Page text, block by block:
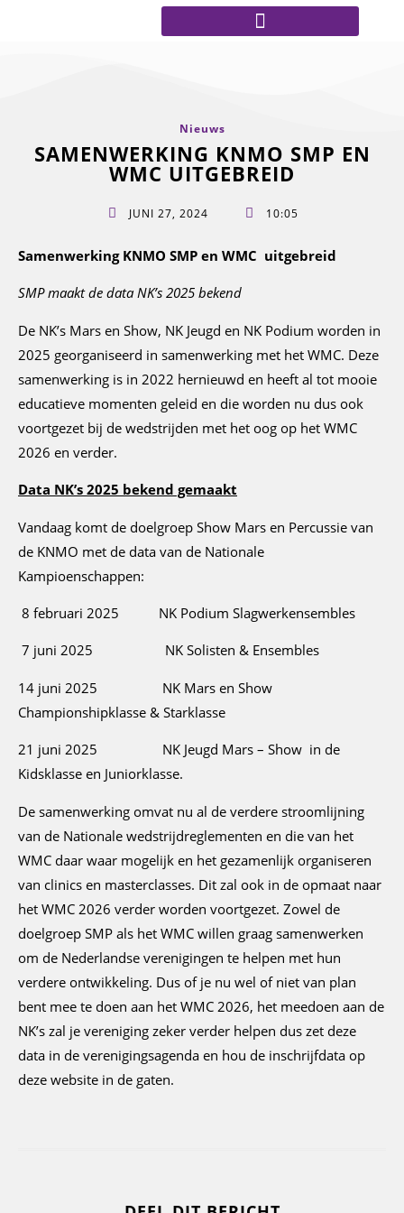
Nieuws
SAMENWERKING KNMO SMP EN
WMC UITGEBREID
JUNI 27, 2024 10:05
Samenwerking KNMO SMP en WMC uitgebreid
SMP maakt de data NK’s 2025 bekend
De NK’s Mars en Show, NK Jeugd en NK Podium worden in
2025 georganiseerd in samenwerking met het WMC. Deze
samenwerking is in 2022 hernieuwd en heeft al tot mooie
educatieve momenten geleid en die worden nu dus ook
voortgezet bij de wedstrijden met het oog op het WMC
2026 en verder.
Data NK’s 2025 bekend gemaakt
Vandaag komt de doelgroep Show Mars en Percussie van
de KNMO met de data van de Nationale
Kampioenschappen:
8 februari 2025 NK Podium Slagwerkensembles
7 juni 2025 NK Solisten & Ensembles
14 juni 2025 NK Mars en Show
Championshipklasse & Starklasse
21 juni 2025 NK Jeugd Mars – Show in de
Kidsklasse en Juniorklasse.
De samenwerking omvat nu al de verdere stroomlijning
van de Nationale wedstrijdreglementen en die van het
WMC daar waar mogelijk en het gezamenlijk organiseren
van clinics en masterclasses. Dit zal ook in de opmaat naar
het WMC 2026 verder worden voortgezet. Zowel de
doelgroep SMP als het WMC willen graag samenwerken
om de Nederlandse verenigingen te helpen met hun
verdere ontwikkeling. Dus of je nu wel of niet van plan
bent mee te doen aan het WMC 2026, het meedoen aan de
NK’s zal je vereniging zeker verder helpen dus zet deze
data in de verenigingsagenda en hou de inschrijfdata op
deze website in de gaten.